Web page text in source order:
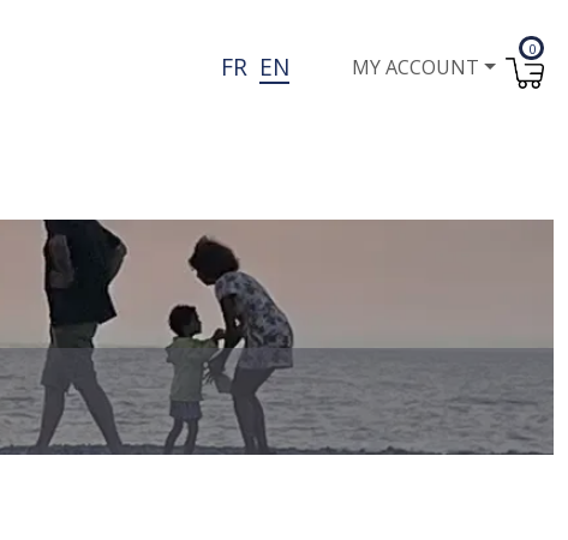
FR EN User account menu
MY ACCOUNT
0